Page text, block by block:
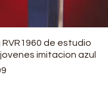
Vista rápida
RVR1960 de estudio
imitacion azul